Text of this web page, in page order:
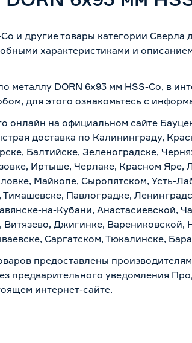
и другие товары категории
характеристиками и
металлу DORN 6х93 мм HSS-Co, в
для этого ознакомьтесь с
онлайн на официальном сайте
доставка по Калининграду,
Балтийске, Зеленоградске,
Иртыше, Черлаке, Красном
Майкопе, Сыропятском, Усть-
Павлоградке,
на-Кубани,
Джигинке, Варениковской,
Саргатском, Тюкалинске,
предоставлены
предварительного уведомления
интернет-сайте.